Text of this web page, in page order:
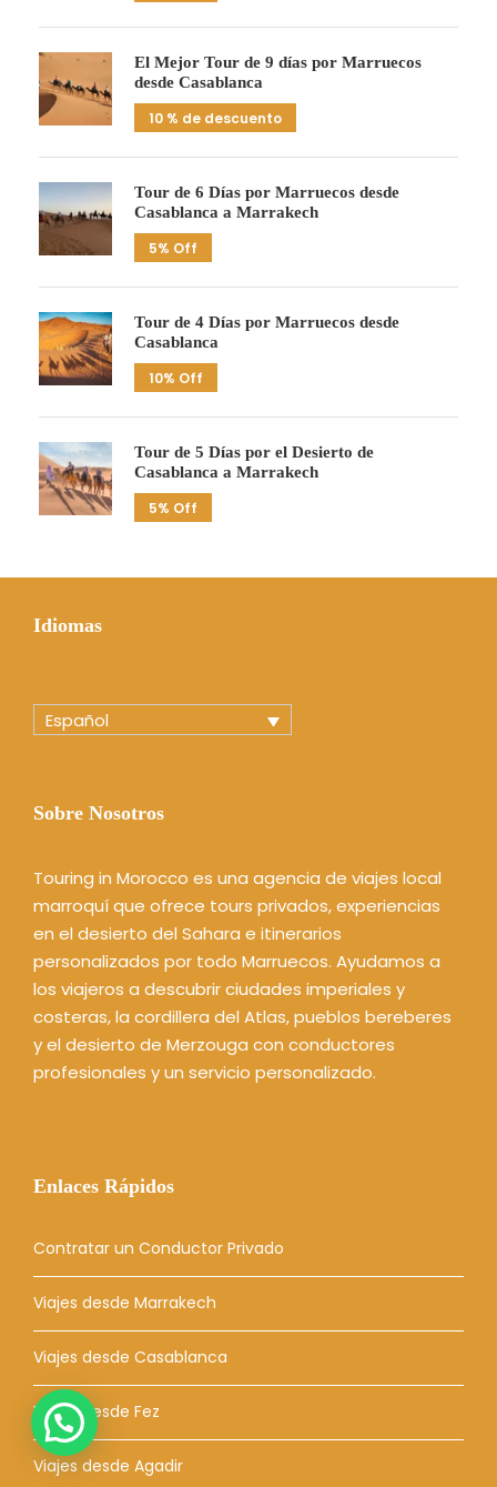
El Mejor Tour de 9 días por Marruecos
desde Casablanca
10 % de descuento
Tour de 6 Días por Marruecos desde
Casablanca a Marrakech
5% Off
Tour de 4 Días por Marruecos desde
Casablanca
10% Off
Tour de 5 Días por el Desierto de
Casablanca a Marrakech
5% Off
Idiomas
Español
Sobre Nosotros
Touring in Morocco es una agencia de viajes local
marroquí que ofrece tours privados, experiencias
en el desierto del Sahara e itinerarios
personalizados por todo Marruecos. Ayudamos a
los viajeros a descubrir ciudades imperiales y
costeras, la cordillera del Atlas, pueblos bereberes
y el desierto de Merzouga con conductores
profesionales y un servicio personalizado.
Enlaces Rápidos
Contratar un Conductor Privado
Viajes desde Marrakech
Viajes desde Casablanca
Viajes desde Fez
Viajes desde Agadir